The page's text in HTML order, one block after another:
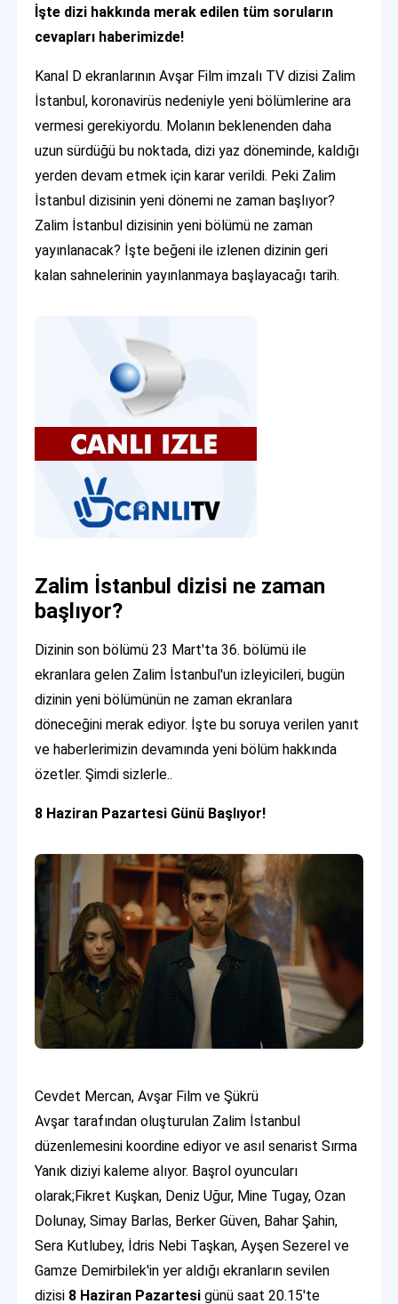
İşte dizi hakkında merak edilen tüm soruların
cevapları haberimizde!
Kanal D ekranlarının Avşar Film imzalı TV dizisi Zalim
İstanbul, koronavirüs nedeniyle yeni bölümlerine ara
vermesi gerekiyordu. Molanın beklenenden daha
uzun sürdüğü bu noktada, dizi yaz döneminde, kaldığı
yerden devam etmek için karar verildi. Peki Zalim
İstanbul dizisinin yeni dönemi ne zaman başlıyor?
Zalim İstanbul dizisinin yeni bölümü ne zaman
yayınlanacak? İşte beğeni ile izlenen dizinin geri
kalan sahnelerinin yayınlanmaya başlayacağı tarih.
Zalim İstanbul dizisi ne zaman
başlıyor?
Dizinin son bölümü 23 Mart'ta 36. bölümü ile
ekranlara gelen Zalim İstanbul'un izleyicileri, bugün
dizinin yeni bölümünün ne zaman ekranlara
döneceğini merak ediyor. İşte bu soruya verilen yanıt
ve haberlerimizin devamında yeni bölüm hakkında
özetler. Şimdi sizlerle..
8 Haziran Pazartesi Günü Başlıyor!
Cevdet Mercan, Avşar Film ve Şükrü
Avşar tarafından oluşturulan Zalim İstanbul
düzenlemesini koordine ediyor ve asıl senarist Sırma
Yanık diziyi kaleme alıyor. Başrol oyuncuları
olarak;Fikret Kuşkan, Deniz Uğur, Mine Tugay, Ozan
Dolunay, Simay Barlas, Berker Güven, Bahar Şahin,
Sera Kutlubey, İdris Nebi Taşkan, Ayşen Sezerel ve
Gamze Demirbilek'in yer aldığı ekranların sevilen
dizisi 8 Haziran Pazartesi günü saat 20.15'te